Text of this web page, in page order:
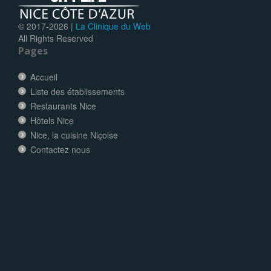
© 2017-2026 | La Clinique du Web
All Rights Reserved
Pages
Accueil
Liste des établissements
Restaurants Nice
Hôtels Nice
Nice, la cuisine Niçoise
Contactez nous